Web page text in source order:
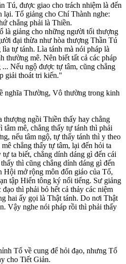
Tú, được giao cho trách nhiệm là đến
lại. Tổ giảng cho Chí Thành nghe:
chẳng phải là Thiền.
là giảng cho những người tối thượng
đại thừa như hòa thượng Thần Tú
tự tánh. Lìa tánh mà nói pháp là
thường mê. Nên biết tất cả các pháp
Nếu ngộ được tự tâm, cũng chẳng
giải thoát tri kiến."
nghĩa Thường, Vô thường trong kinh
ngồi Thiền thấy hay chẳng
mê, chẳng thấy tự tánh thì phải
nếu tâm ngộ, tự thấy tánh thì y theo
chẳng thấy tự tâm, lại đến hỏi ta
ta biết, chẳng dính dáng gì đến cái
thì cũng chẳng dính dáng gì đến
Hội mở rộng môn đốn giáo của Tổ,
tập Hiển tông ký nổi tiếng. Sư giảng
thì phải bỏ hết cả thảy các niệm
hai ấy gọi là Thật tánh. Do nơi Thật
Vậy nghe nói pháp rồi thì phải thấy
Tổ về cung để hỏi đạo, nhưng Tổ
cho Tiết Giản.